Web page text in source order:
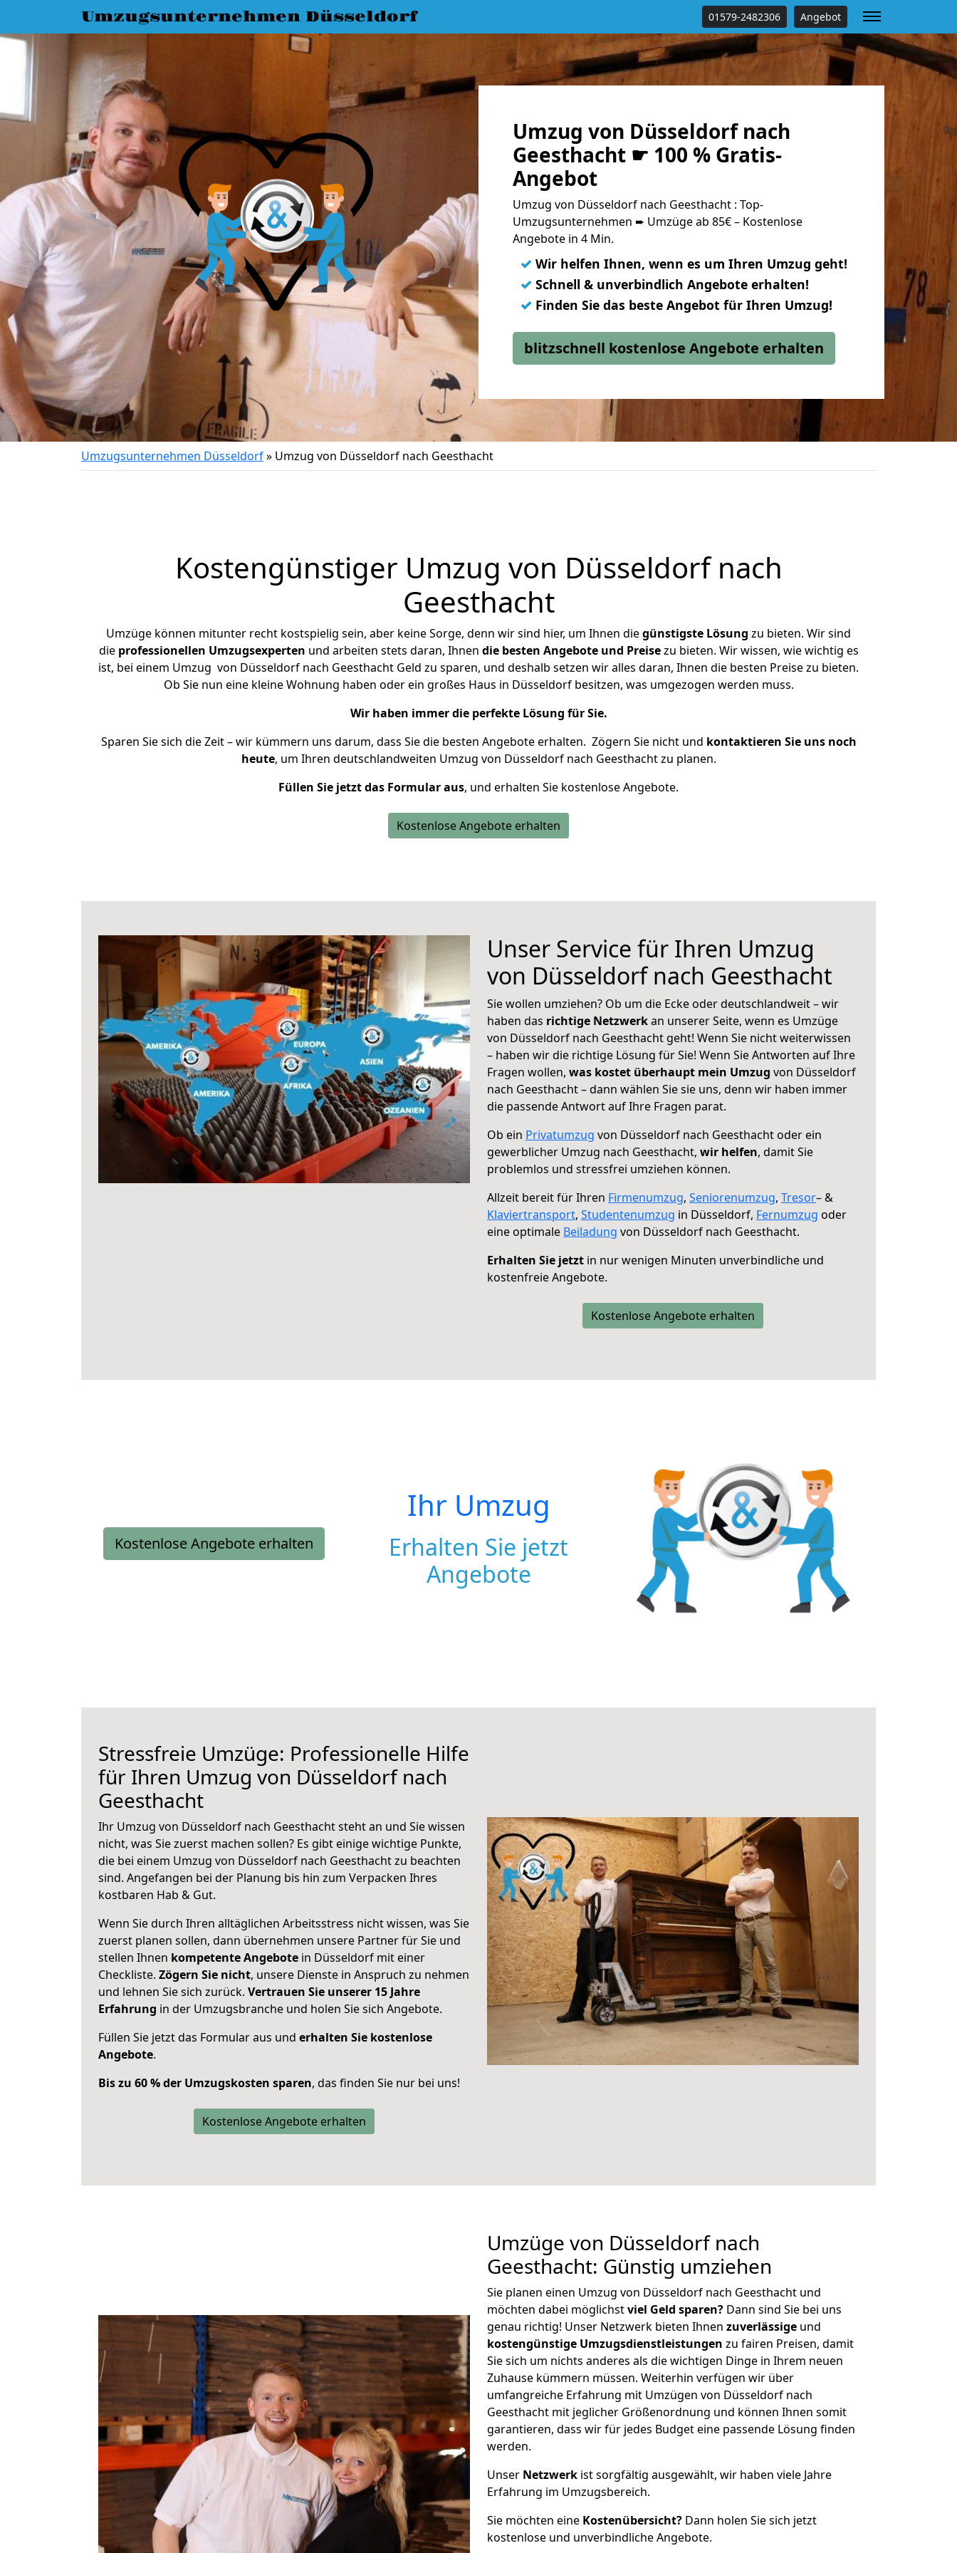
Umzugsunternehmen Düsseldorf 01579-2482306 Angebot
Umzug von Düsseldorf nach
Geesthacht ☛ 100 % Gratis-
Angebot
Umzug von Düsseldorf nach Geesthacht : Top-
Umzugsunternehmen ➨ Umzüge ab 85€ – Kostenlose
Angebote in 4 Min.
✓ Wir helfen Ihnen, wenn es um Ihren Umzug geht!
✓ Schnell & unverbindlich Angebote erhalten!
✓ Finden Sie das beste Angebot für Ihren Umzug!
blitzschnell kostenlose Angebote erhalten
Umzugsunternehmen Düsseldorf» Umzug von Düsseldorf nach Geesthacht
Kostengünstiger Umzug von Düsseldorf nach
Geesthacht
Umzüge können mitunter recht kostspielig sein, aber keine Sorge, denn wir sind hier, um Ihnen diegünstigste Lösung zu bieten. Wir sind
die professionellen Umzugsexperten und arbeiten stets daran, Ihnen die besten Angebote und Preisezu bieten. Wir wissen, wie wichtig es
ist, bei einem Umzug von Düsseldorf nach Geesthacht Geld zu sparen, und deshalb setzen wir alles daran, Ihnen die besten Preise zu bieten.
Ob Sie nun eine kleine Wohnung haben oder ein großes Haus in Düsseldorf besitzen, was umgezogen werden muss.
Wir haben immer die perfekte Lösung für Sie.
Sparen Sie sich die Zeit – wir kümmern uns darum, dass Sie die besten Angebote erhalten. Zögern Sie nicht und kontaktieren Sie uns noch
heute, um Ihren deutschlandweiten Umzug von Düsseldorf nach Geesthacht zu planen.
Füllen Sie jetzt das Formular aus, und erhalten Sie kostenlose Angebote.
Kostenlose Angebote erhalten
Unser Service für Ihren Umzug
von Düsseldorf nach Geesthacht
Sie wollen umziehen? Ob um die Ecke oder deutschlandweit – wir
haben das richtige Netzwerkan unserer Seite, wenn es Umzüge
von Düsseldorf nach Geesthacht geht! Wenn Sie nicht weiterwissen
– haben wir die richtige Lösung für Sie! Wenn Sie Antworten auf Ihre
Fragen wollen, was kostet überhaupt mein Umzug von Düsseldorf
nach Geesthacht – dann wählen Sie sie uns, denn wir haben immer
die passende Antwort auf Ihre Fragen parat.
Ob ein Privatumzug von Düsseldorf nach Geesthacht oder ein
gewerblicher Umzug nach Geesthacht, wir helfen, damit Sie
problemlos und stressfrei umziehen können.
Allzeit bereit für Ihren Firmenumzug, Seniorenumzug, Tresor– &
Klaviertransport, Studentenumzug in Düsseldorf, Fernumzug oder
eine optimale Beiladung von Düsseldorf nach Geesthacht.
Erhalten Sie jetzt in nur wenigen Minuten unverbindliche und
kostenfreie Angebote.
Kostenlose Angebote erhalten
Kostenlose Angebote erhalten
Ihr Umzug
Erhalten Sie jetzt
Angebote
Stressfreie Umzüge: Professionelle Hilfe
für Ihren Umzug von Düsseldorf nach
Geesthacht
Ihr Umzug von Düsseldorf nach Geesthacht steht an und Sie wissen
nicht, was Sie zuerst machen sollen? Es gibt einige wichtige Punkte,
die bei einem Umzug von Düsseldorf nach Geesthacht zu beachten
sind. Angefangen bei der Planung bis hin zum Verpacken Ihres
kostbaren Hab & Gut.
Wenn Sie durch Ihren alltäglichen Arbeitsstress nicht wissen, was Sie
zuerst planen sollen, dann übernehmen unsere Partner für Sie und
stellen Ihnen kompetente Angebote in Düsseldorf mit einer
Checkliste. Zögern Sie nicht, unsere Dienste in Anspruch zu nehmen
und lehnen Sie sich zurück. Vertrauen Sie unserer 15 Jahre
Erfahrung in der Umzugsbranche und holen Sie sich Angebote.
Füllen Sie jetzt das Formular aus und erhalten Sie kostenlose
Angebote.
Bis zu 60 % der Umzugskosten sparen, das finden Sie nur bei uns!
Kostenlose Angebote erhalten
Umzüge von Düsseldorf nach
Geesthacht: Günstig umziehen
Sie planen einen Umzug von Düsseldorf nach Geesthacht und
möchten dabei möglichstviel Geld sparen? Dann sind Sie bei uns
genau richtig! Unser Netzwerk bieten Ihnen zuverlässige und
kostengünstige Umzugsdienstleistungen zu fairen Preisen, damit
Sie sich um nichts anderes als die wichtigen Dinge in Ihrem neuen
Zuhause kümmern müssen. Weiterhin verfügen wir über
umfangreiche Erfahrung mit Umzügen von Düsseldorf nach
Geesthacht mit jeglicher Größenordnung und können Ihnen somit
garantieren, dass wir für jedes Budget eine passende Lösung finden
werden.
Unser Netzwerk ist sorgfältig ausgewählt, wir haben viele Jahre
Erfahrung im Umzugsbereich.
Sie möchten eine Kostenübersicht? Dann holen Sie sich jetzt
kostenlose und unverbindliche Angebote.